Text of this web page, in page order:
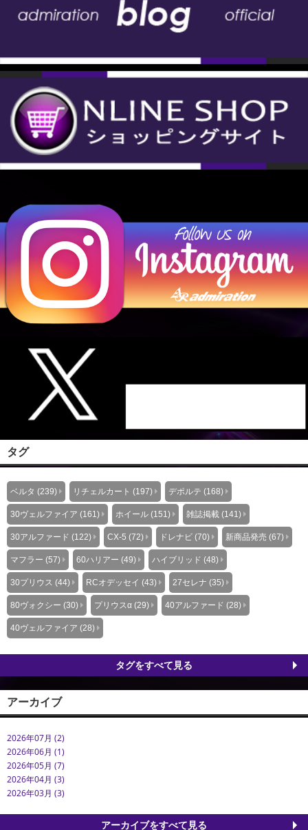
タグ
ベルタ (239) リチェルカート (197) デポルテ (168)
30ヴェルファイア (161) ホイール (151) 雑誌掲載 (141)
30アルファード (122) CX-5 (72) ドレナビ (70) 新商品発売 (67)
マフラー (57) 60ハリアー (49) ハイブリッド (48)
30プリウス (44) RCオデッセイ (43) 27セレナ (35)
80ヴォクシー (30) プリウスα (29) 40アルファード (28)
40ヴェルファイア (28)
タグをすべて見る
アーカイブ
2026年07月 (2)
2026年06月 (1)
2026年05月 (7)
2026年04月 (3)
2026年03月 (3)
アーカイブをすべて見る